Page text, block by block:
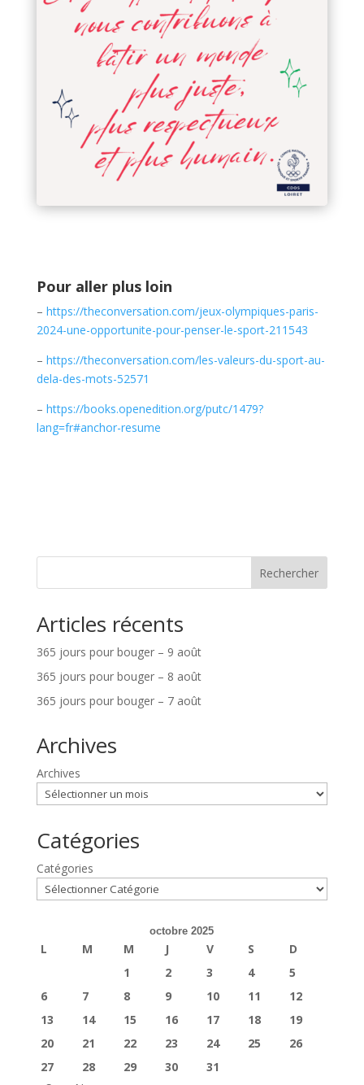
Pour aller plus loin
– https://theconversation.com/jeux-olympiques-paris-
2024-une-opportunite-pour-penser-le-sport-211543
– https://theconversation.com/les-valeurs-du-sport-au-
dela-des-mots-52571
– https://books.openedition.org/putc/1479?
lang=fr#anchor-resume
Rechercher
Articles récents
365 jours pour bouger – 9 août
365 jours pour bouger – 8 août
365 jours pour bouger – 7 août
Archives
Archives
Catégories
Catégories
octobre 2025
L M M J V S
D
1
2 3 4
5
6
7 8 9 10 11
12
13
14 15 16 17 18
19
20
21 22 23 24 25
26
27
28 29 30
31